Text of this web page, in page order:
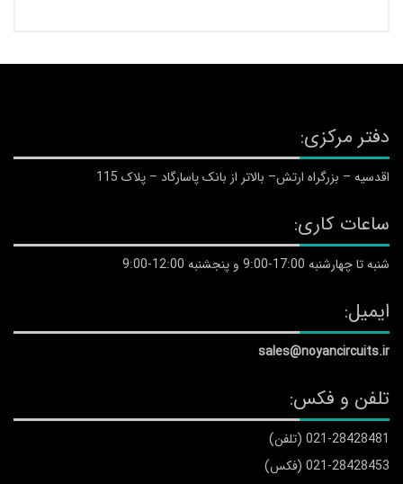
دفتر مرکزی:
اقدسیه – بزرگراه ارتش– بالاتر از بانک پاسارگاد – پلاک 115
ساعات کاری:
شنبه تا چهارشنبه 17:00-9:00 و پنجشنبه 12:00-9:00
ایمیل:
sales@noyancircuits.ir
تلفن و فکس:
021-28428481 (تلفن)
021-28428453 (فکس)